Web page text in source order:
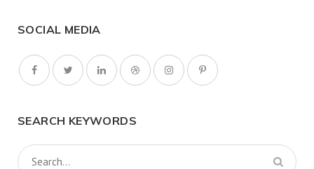
SOCIAL MEDIA
SEARCH KEYWORDS